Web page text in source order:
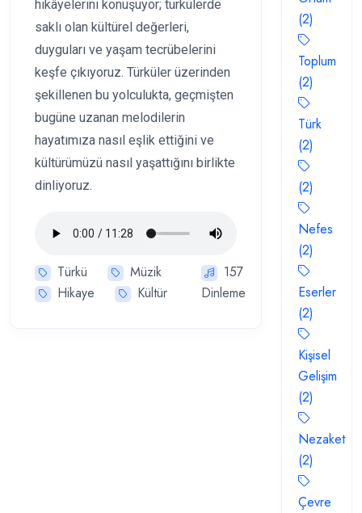
hikâyelerini konuşuyor; türkülerde
saklı olan kültürel değerleri,
duyguları ve yaşam tecrübelerini
keşfe çıkıyoruz. Türküler üzerinden
şekillenen bu yolculukta, geçmişten
bugüne uzanan melodilerin
hayatımıza nasıl eşlik ettiğini ve
kültürümüzü nasıl yaşattığını birlikte
dinliyoruz.
Türkü
Müzik
Hikaye
Kültür
157
Dinleme
(2)
Toplum
(2)
Türk
(2)
(2)
Nefes
(2)
Eserler
(2)
Kişisel
Gelişim
(2)
Nezaket
(2)
Çevre